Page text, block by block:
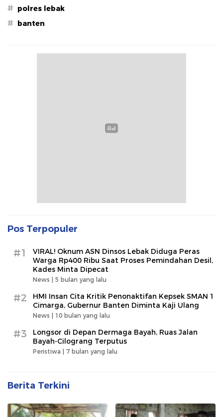
# polres lebak
# banten
Pos Terpopuler
#1
VIRAL! Oknum ASN Dinsos Lebak Diduga Peras
Warga Rp400 Ribu Saat Proses Pemindahan Desil,
Kades Minta Dipecat
News | 5 bulan yang lalu
#2
HMI Insan Cita Kritik Penonaktifan Kepsek SMAN 1
Cimarga, Gubernur Banten Diminta Kaji Ulang
News | 10 bulan yang lalu
#3
Longsor di Depan Dermaga Bayah, Ruas Jalan
Bayah-Cilograng Terputus
Peristiwa | 7 bulan yang lalu
Berita Terkini